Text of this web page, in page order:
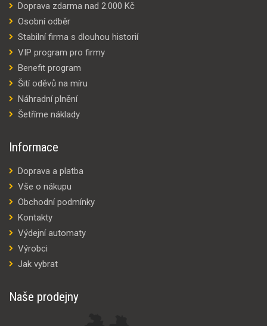
Doprava zdarma nad 2.000 Kč
Osobní odběr
Stabilní firma s dlouhou historií
VIP program pro firmy
Benefit program
Šití oděvů na míru
Náhradní plnění
Šetříme náklady
Informace
Doprava a platba
Vše o nákupu
Obchodní podmínky
Kontakty
Výdejní automaty
Výrobci
Jak vybrat
Naše prodejny